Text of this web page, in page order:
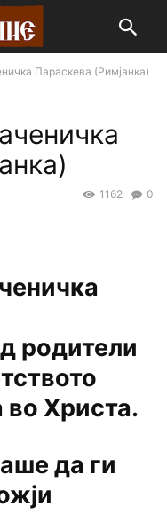
Параскева (Римјанка)
0
1162
родители
во Христа.
да ги